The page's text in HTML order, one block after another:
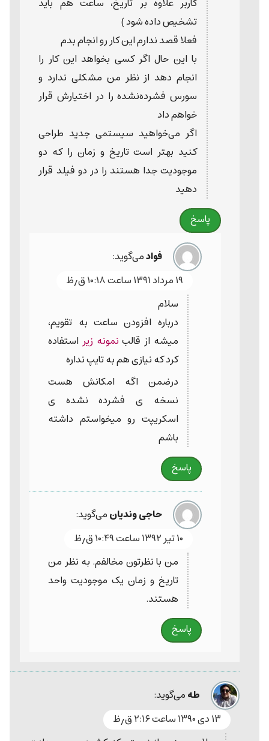
کاربر علاوه بر تاریخ، ساعت هم باید
تشخیص داده شود )
فعلا قصد ندارم این کار رو انجام بدم
با این حال اگر کسی بخواهد این کار را
انجام دهد از نظر من مشکلی ندارد و
سورس فشرده‌نشده را در اختیارش قرار
خواهم داد
اگر می‌خواهید سیستمی جدید طراحی
کنید بهتر است تاریخ و زمان را که دو
موجودیت جدا هستند را در دو فیلد قرار
دهید
پاسخ
فوادمی‌گوید:
۱۹ مرداد ۱۳۹۱ ساعت ۱۰:۱۸ ق٫ظ
سلام
درباره افزودن ساعت به تقویم،
میشه از قالب نمونه زیر استفاده
کرد که نیازی هم به تایپ نداره
درضمن اگه امکانش هست
نسخه ی فشرده نشده ی
اسکریپت رو میخواستم داشته
باشم
پاسخ
حاجی وندیانمی‌گوید:
۱۰ تیر ۱۳۹۲ ساعت ۱۰:۴۹ ق٫ظ
من با نظرتون مخالفم. به نظر من
تاریخ و زمان یک موجودیت واحد
هستند.
پاسخ
طهمی‌گوید:
۱۳ دی ۱۳۹۰ ساعت ۲:۱۶ ق٫ظ